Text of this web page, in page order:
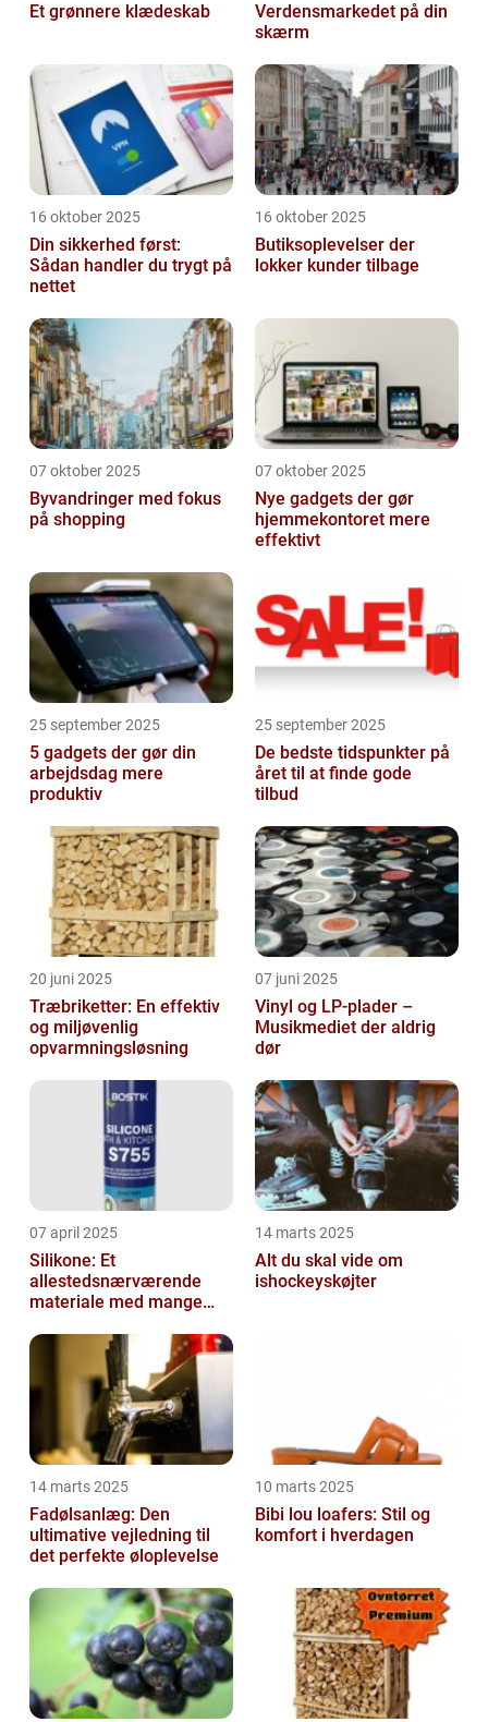
Et grønnere klædeskab
Verdensmarkedet på din
skærm
16 oktober 2025
Din sikkerhed først:
Sådan handler du trygt på
nettet
16 oktober 2025
Butiksoplevelser der
lokker kunder tilbage
07 oktober 2025
Byvandringer med fokus
på shopping
07 oktober 2025
Nye gadgets der gør
hjemmekontoret mere
effektivt
25 september 2025
5 gadgets der gør din
arbejdsdag mere
produktiv
25 september 2025
De bedste tidspunkter på
året til at finde gode
tilbud
20 juni 2025
Træbriketter: En effektiv
og miljøvenlig
opvarmningsløsning
07 juni 2025
Vinyl og LP-plader –
Musikmediet der aldrig
dør
07 april 2025
Silikone: Et
allestedsnærværende
materiale med mange
14 marts 2025
Alt du skal vide om
ishockeyskøjter
14 marts 2025
Fadølsanlæg: Den
ultimative vejledning til
det perfekte øloplevelse
10 marts 2025
Bibi lou loafers: Stil og
komfort i hverdagen